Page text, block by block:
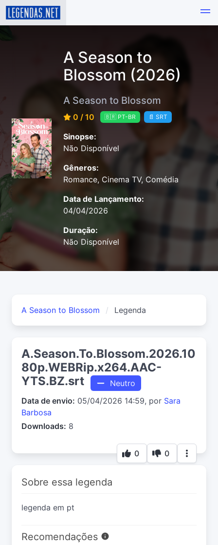
A Season to
Blossom (2026)
A Season to Blossom
0 / 10 🇧🇷 PT-BR 📄 SRT
Sinopse:
Não Disponível
Gêneros:
Romance, Cinema TV, Comédia
Data de Lançamento:
04/04/2026
Duração:
Não Disponível
A Season to Blossom Legenda
A.Season.To.Blossom.2026.10
80p.WEBRip.x264.AAC-
YTS.BZ.srt
Neutro
Data de envio: 05/04/2026 14:59, por Sara
Barbosa
Downloads: 8
0 0
Sobre essa legenda
legenda em pt
Recomendações